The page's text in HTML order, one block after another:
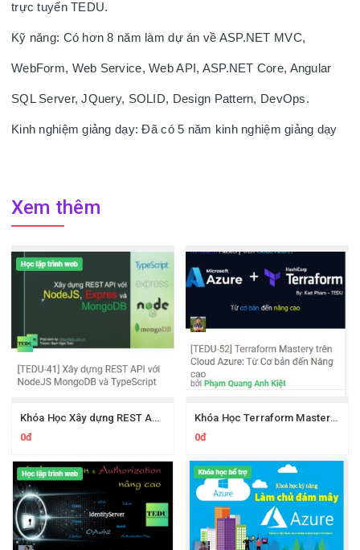
trực tuyến TEDU.
Kỹ năng: Có hơn 8 năm làm dự án về ASP.NET MVC,
WebForm, Web Service, Web API, ASP.NET Core, Angular
SQL Server, JQuery, SOLID, Design Pattern, DevOps.
Kinh nghiệm giảng dạy: Đã có 5 năm kinh nghiệm giảng dạy
Xem thêm
Khóa Học Xây dựng REST API Với NodeJS MongoDB Và TypeScript Tedu
0đ
Khóa Học Terraform Mastery trên Cloud Azure Từ Cơ bản đến Nâng cao
0đ